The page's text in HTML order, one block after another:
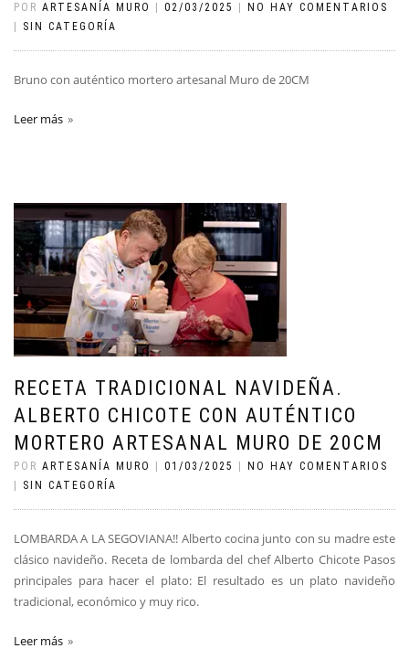
POR ARTESANÍA MURO 02/03/2025
NO HAY COMENTARIOS
SIN CATEGORÍA
Bruno con auténtico mortero artesanal Muro de 20CM
Leer más
RECETA TRADICIONAL NAVIDEÑA.
ALBERTO CHICOTE CON AUTÉNTICO
MORTERO ARTESANAL MURO DE 20CM
POR ARTESANÍA MURO 01/03/2025
NO HAY COMENTARIOS
SIN CATEGORÍA
LOMBARDA A LA SEGOVIANA!! Alberto cocina junto con su madre este
clásico navideño. Receta de lombarda del chef Alberto Chicote Pasos
principales para hacer el plato: El resultado es un plato navideño
tradicional, económico y muy rico.
Leer más